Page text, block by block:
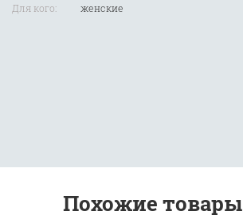
Для кого:
женские
Похожие товары